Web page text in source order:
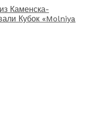
Каменска-
Кубок «Molniya